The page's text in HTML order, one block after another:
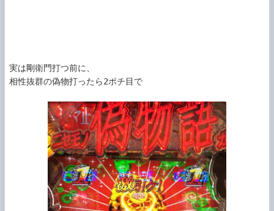
実は剛衛門打つ前に、
相性抜群の偽物打ったら2ポチ目で